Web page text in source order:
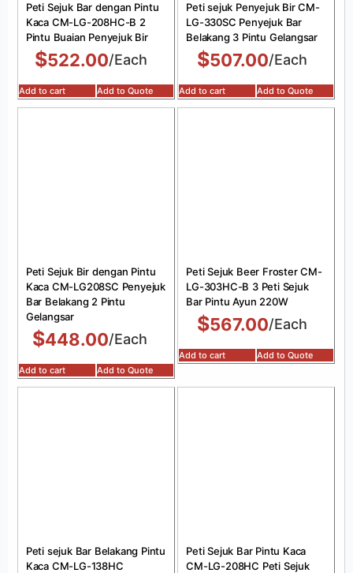
Peti Sejuk Bar dengan Pintu
Kaca CM-LG-208HC-B 2
Pintu Buaian Penyejuk Bir
$522.00/Each
Add to cart Add to Quote
Peti sejuk Penyejuk Bir CM-
LG-330SC Penyejuk Bar
Belakang 3 Pintu Gelangsar
$507.00/Each
Add to cart Add to Quote
Peti Sejuk Bir dengan Pintu
Kaca CM-LG208SC Penyejuk
Bar Belakang 2 Pintu
Gelangsar
$448.00/Each
Add to cart Add to Quote
Peti Sejuk Beer Froster CM-
LG-303HC-B 3 Peti Sejuk
Bar Pintu Ayun 220W
$567.00/Each
Add to cart Add to Quote
Peti sejuk Bar Belakang Pintu
Kaca CM-LG-138HC
Peti Sejuk Bar Pintu Kaca
CM-LG-208HC Peti Sejuk